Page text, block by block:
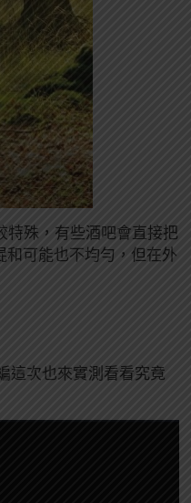
殊，有些酒吧會直接把
可能也不均勻，但在外
這次也來實測看看究竟